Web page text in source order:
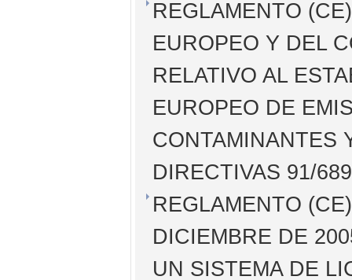
REGLAMENTO
EUROPEO Y DEL
RELATIVO AL
EUROPEO DE
CONTAMINANTES
DIRECTIVAS 91/
REGLAMENTO
DICIEMBRE DE
UN SISTEMA DE